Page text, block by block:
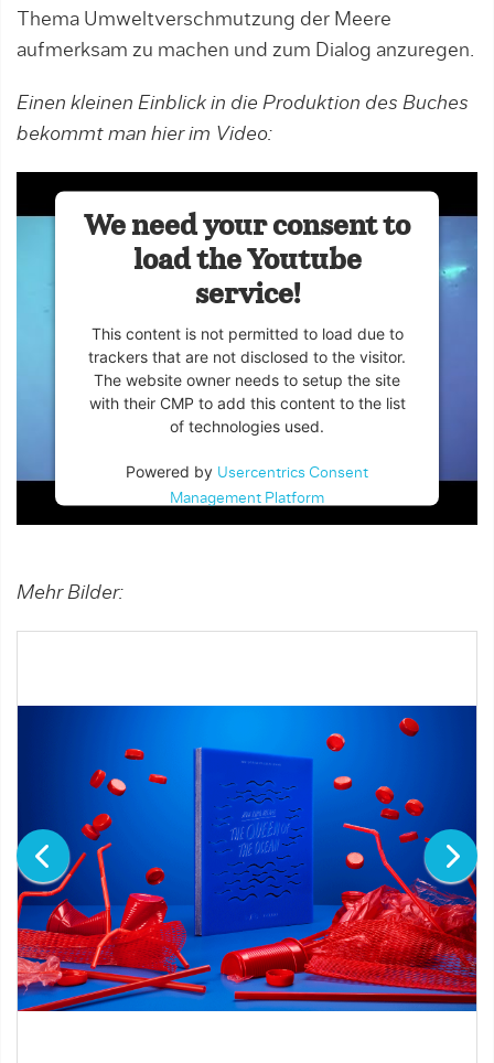
Thema Umweltverschmutzung der Meere
aufmerksam zu machen und zum Dialog anzuregen.
Einen kleinen Einblick in die Produktion des Buches
bekommt man hier im Video:
We need your consent to
load the Youtube
service!
This content is not permitted to load due to
trackers that are not disclosed to the visitor.
The website owner needs to setup the site
with their CMP to add this content to the list
of technologies used.
Powered by Usercentrics Consent
Management Platform
Mehr Bilder: